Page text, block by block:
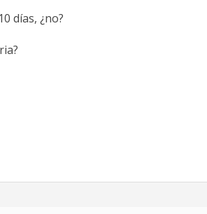
días, ¿no?